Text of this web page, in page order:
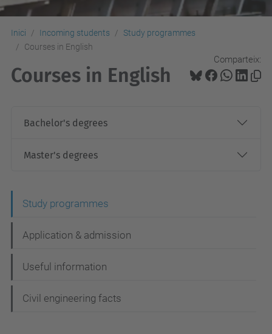
Inici Incoming students
Study programmes
Courses in English
Comparteix:
Courses in English
Bachelor's degrees
Master's degrees
a
v
g
a
Study programmes
Application & admission
Useful information
Civil engineering facts